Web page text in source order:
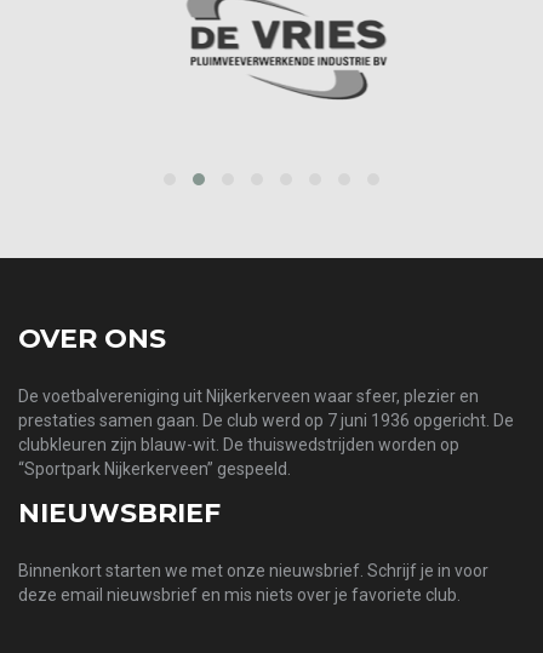
OVER ONS
De voetbalvereniging uit Nijkerkerveen waar sfeer, plezier en
prestaties samen gaan. De club werd op 7 juni 1936 opgericht. De
clubkleuren zijn blauw-wit. De thuiswedstrijden worden op
“Sportpark Nijkerkerveen” gespeeld.
NIEUWSBRIEF
Binnenkort starten we met onze nieuwsbrief. Schrijf je in voor
deze email nieuwsbrief en mis niets over je favoriete club.